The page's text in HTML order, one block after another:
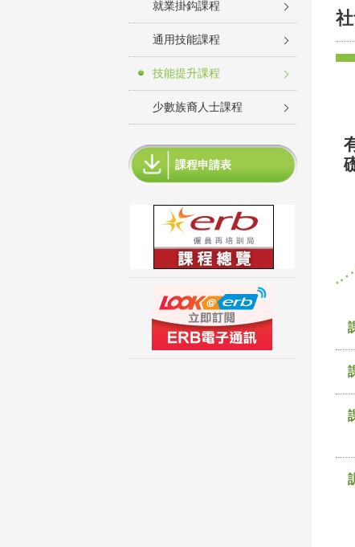
就業掛鈎課程
通用技能課程
技能提升課程
少數族裔人士課程
課程申請表